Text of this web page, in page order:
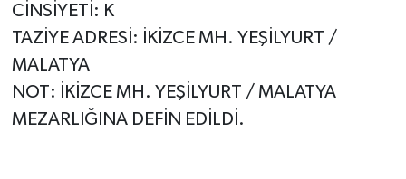
CİNSİYETİ: K
TAZİYE ADRESİ: İKİZCE MH. YEŞİLYURT /
MALATYA
NOT: İKİZCE MH. YEŞİLYURT / MALATYA
MEZARLIĞINA DEFİN EDİLDİ.